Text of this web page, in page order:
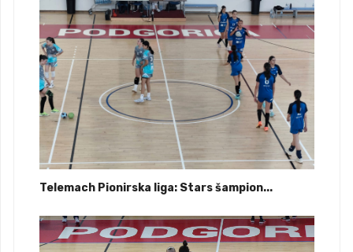
Telemach Pionirska liga: Stars šampion...